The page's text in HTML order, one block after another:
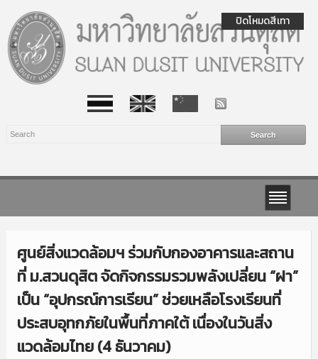
ศูนย์สิ่งแวดล้อมฯ ร่วมกับกองอาคารและสถาน
ที่ ม.สวนดุสิต จัดกิจกรรมรวมพลังเปลี่ยน “ฝา”
เป็น “อุปกรณ์การเรียน” ช่วยเหลือโรงเรียนที่
ประสบอุทกภัยในพื้นที่ภาคใต้ เนื่องในวันสิ่ง
แวดล้อมไทย (4 ธันวาคม)
ปิดโหมดสีเทา